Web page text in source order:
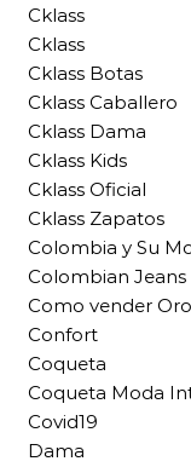
Cklass
Cklass
Cklass Botas
Cklass Caballero
Cklass Dama
Cklass Kids
Cklass Oficial
Cklass Zapatos
Colombia y Su
Colombian Jeans
Como vender
Confort
Coqueta
Coqueta Moda
Covid19
Dama